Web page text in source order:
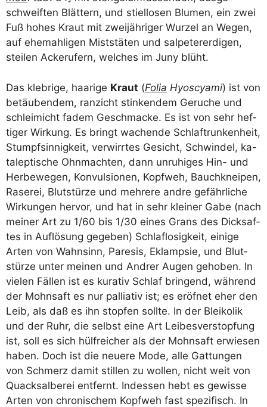
schweif­ten Blät­tern, und stiel­lo­sen Blu­men, ein zwei
Fuß hohes Kraut mit zwei­jäh­ri­ger Wur­zel an Wegen,
auf ehe­mah­li­gen Mists­tä­ten und sal­pe­ter­er­di­gen,
stei­len Acke­ru­fern, wel­ches im Juny blüht.
Das kleb­ri­ge, haa­ri­ge Kraut (Folia Hyos­cya­mi) ist von
betäu­ben­dem, ran­zicht stin­ken­dem Geru­che und
schlei­mi­cht fadem Geschma­cke. Es ist von sehr hef­
ti­ger Wir­kung. Es bringt wachen­de Schlaf­trun­ken­heit,
Stumpf­sin­nig­keit, ver­wirr­tes Gesicht, Schwin­del, ka-
talep­ti­sche Ohn­mach­ten, dann unru­hi­ges Hin- und
Her­be­we­gen, Kon­vul­sio­nen, Kopf­weh, Bauch­knei­pen,
Rase­rei, Blut­stür­ze und meh­re­re and­re gefähr­li­che
Wir­kun­gen her­vor, und hat in sehr klei­ner Gabe (nach
mei­ner Art zu 1/​60 bis 1/​30 eines Grans des Dick­saf­
tes in Auf­lö­sung gege­ben) Schlaf­lo­sig­keit, eini­ge
Arten von Wahn­sinn, Pare­sis, Eklamp­sie, und Blut­
stür­ze unter mei­nen und And­rer Augen geho­ben. In
vie­len Fäl­len ist es kura­tiv Schlaf brin­gend, wäh­rend
der Mohn­saft es nur pal­lia­tiv ist; es eröf­net eher den
Leib, als daß es ihn stop­fen soll­te. In der Blei­ko­lik
und der Ruhr, die selbst eine Art Lei­bes­ver­stop­fung
ist, soll es sich hülf­rei­cher als der Mohn­saft erwie­sen
haben. Doch ist die neue­re Mode, alle Gat­tun­gen
von Schmerz damit stil­len zu wol­len, nicht weit von
Quack­sal­be­rei ent­fernt. Indes­sen hebt es gewis­se
Arten von chro­ni­schem Kopf­weh fast spe­zi­fisch. In